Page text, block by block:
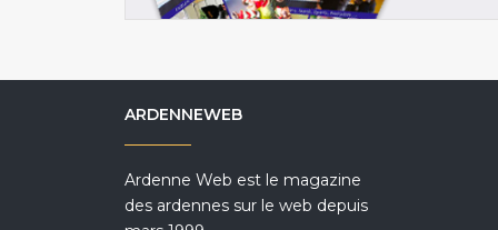
ARDENNEWEB
Ardenne Web est le magazine
des ardennes sur le web depuis